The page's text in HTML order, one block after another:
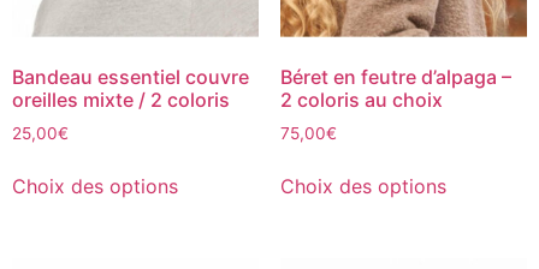
Bandeau essentiel couvre
oreilles mixte / 2 coloris
25,00€
Choix des options
Béret en feutre d’alpaga –
2 coloris au choix
75,00€
Choix des options